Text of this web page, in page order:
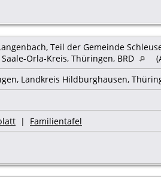
Teil der Gemeinde
Orla-Kreis, Thüringen, BRD
Landkreis Hildburghausen,
| Familientafel